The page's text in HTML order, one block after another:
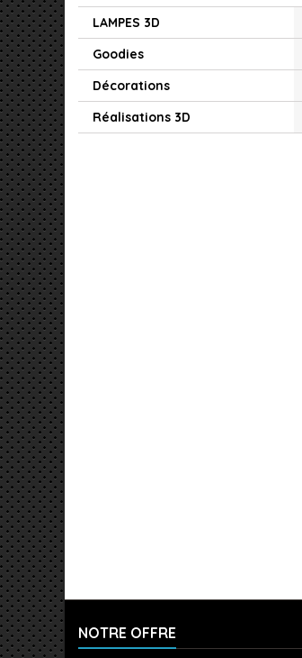
LAMPES 3D
Goodies
Décorations
Réalisations 3D
NOTRE OFFRE